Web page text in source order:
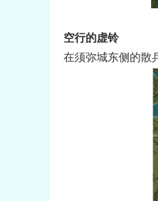
空行的虚铃
在须弥城东侧的散